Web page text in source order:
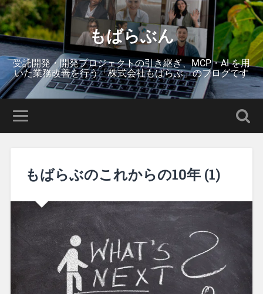
もばらぶん
受託開発・開発プロジェクトの引き継ぎ、MCP・AI を用
いた業務改善を行う「株式会社もばらぶ」のブログです
もばらぶのこれからの10年 (1)